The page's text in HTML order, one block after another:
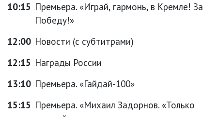
10:15 Премьера. «Играй, гармонь, в Кремле! За
Победу!»
12:00 Новости (с субтитрами)
12:15 Награды России
13:10 Премьера. «Гайдай-100»
15:15 Премьера. «Михаил Задорнов. «Только